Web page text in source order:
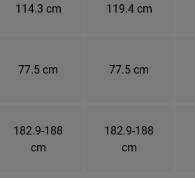
114.3 cm
119.4 cm
77.5 cm 77.5 cm
182.9-188
cm
182.9-188
cm